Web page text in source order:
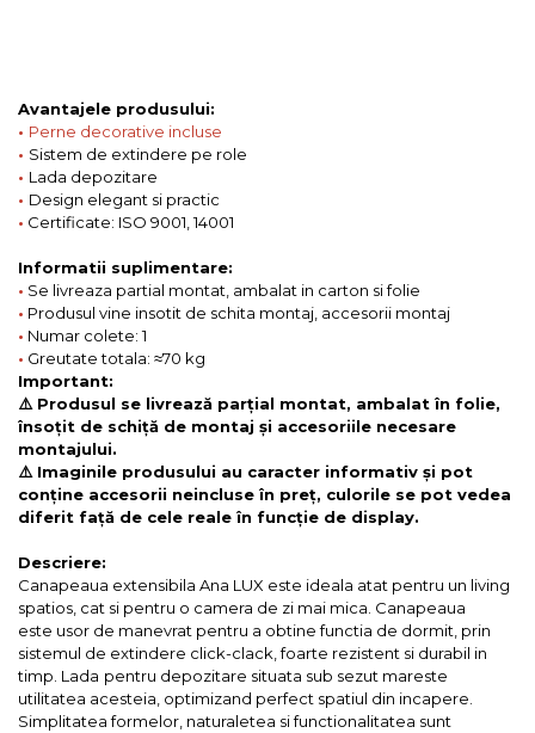
Avantajele produsului:
• Perne decorative incluse
• Sistem de extindere pe role
• Lada depozitare
• Design elegant si practic
• Certificate: ISO 9001, 14001
Informatii suplimentare:
• Se livreaza partial montat, ambalat in carton si folie
• Produsul vine insotit de schita montaj, accesorii montaj
• Numar colete: 1
• Greutate totala: ≈70 kg
Important:
⚠️ Produsul se livrează parțial montat, ambalat în folie,
însoțit de schiță de montaj și accesoriile necesare
montajului.
⚠️ Imaginile produsului au caracter informativ și pot
conține accesorii neincluse în preț, culorile se pot vedea
diferit față de cele reale în funcție de display.
Descriere:
Canapeaua extensibila Ana LUX este ideala atat pentru un living
spatios, cat si pentru o camera de zi mai mica. Canapeaua
este usor de manevrat pentru a obtine functia de dormit, prin
sistemul de extindere click-clack, foarte rezistent si durabil in
timp. Lada pentru depozitare situata sub sezut mareste
utilitatea acesteia, optimizand perfect spatiul din incapere.
Simplitatea formelor, naturaletea si functionalitatea sunt